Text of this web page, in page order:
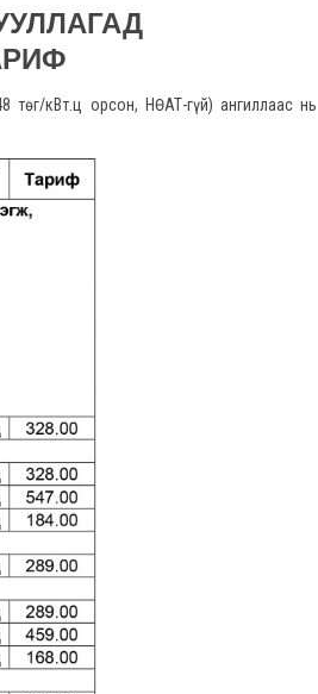
төг/кВт.ц орсон, НӨАТ-гүй) ангиллаас нь